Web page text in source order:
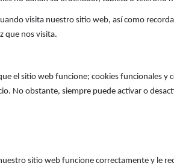
visita nuestro sitio web, así como
que nos visita.
el sitio web funcione; cookies funcionales y
No obstante, siempre puede activar o
sitio web funcione correctamente y le